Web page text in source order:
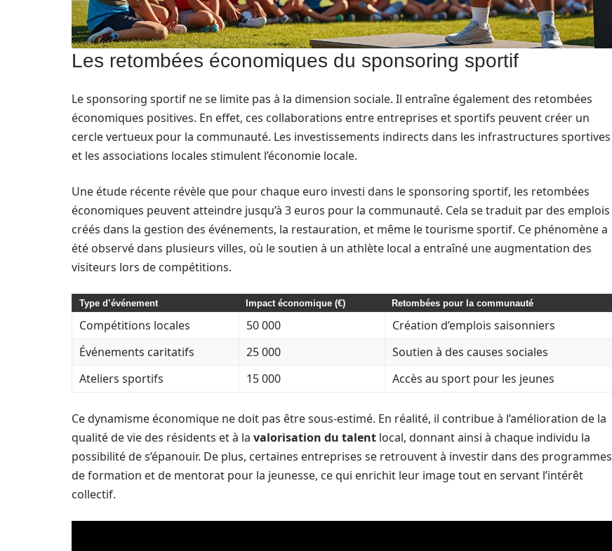
Les retombées économiques du sponsoring sportif
Le sponsoring sportif ne se limite pas à la dimension sociale. Il entraîne également des retombées
économiques positives. En effet, ces collaborations entre entreprises et sportifs peuvent créer un
cercle vertueux pour la communauté. Les investissements indirects dans les infrastructures sportives
et les associations locales stimulent l’économie locale.
Une étude récente révèle que pour chaque euro investi dans le sponsoring sportif, les retombées
économiques peuvent atteindre jusqu’à 3 euros pour la communauté. Cela se traduit par des emplois
créés dans la gestion des événements, la restauration, et même le tourisme sportif. Ce phénomène a
été observé dans plusieurs villes, où le soutien à un athlète local a entraîné une augmentation des
visiteurs lors de compétitions.
Type d’événement Impact économique (€) Retombées pour la communauté
Compétitions locales 50 000
Création d’emplois saisonniers
Événements caritatifs
25 000
Soutien à des causes sociales
Ateliers sportifs
15 000 Accès au sport pour les jeunes
Ce dynamisme économique ne doit pas être sous-estimé. En réalité, il contribue à l’amélioration de la
qualité de vie des résidents et à la valorisation du talent local, donnant ainsi à chaque individu la
possibilité de s’épanouir. De plus, certaines entreprises se retrouvent à investir dans des programmes
de formation et de mentorat pour la jeunesse, ce qui enrichit leur image tout en servant l’intérêt
collectif.